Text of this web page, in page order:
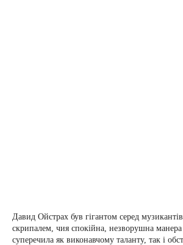
Давид Ойстрах був гігантом серед
скрипалем, чия спокійна, незворушна манера
суперечила як виконавчому таланту, так і